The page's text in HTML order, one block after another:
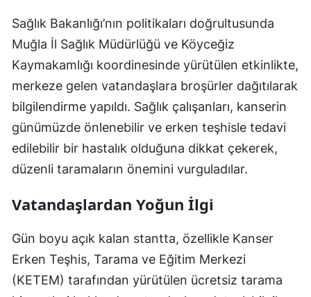
Sağlık Bakanlığı’nın politikaları doğrultusunda
Muğla İl Sağlık Müdürlüğü ve Köyceğiz
Kaymakamlığı koordinesinde yürütülen etkinlikte,
merkeze gelen vatandaşlara broşürler dağıtılarak
bilgilendirme yapıldı. Sağlık çalışanları, kanserin
günümüzde önlenebilir ve erken teşhisle tedavi
edilebilir bir hastalık olduğuna dikkat çekerek,
düzenli taramaların önemini vurguladılar.
Vatandaşlardan Yoğun İlgi
Gün boyu açık kalan stantta, özellikle Kanser
Erken Teşhis, Tarama ve Eğitim Merkezi
(KETEM) tarafından yürütülen ücretsiz tarama